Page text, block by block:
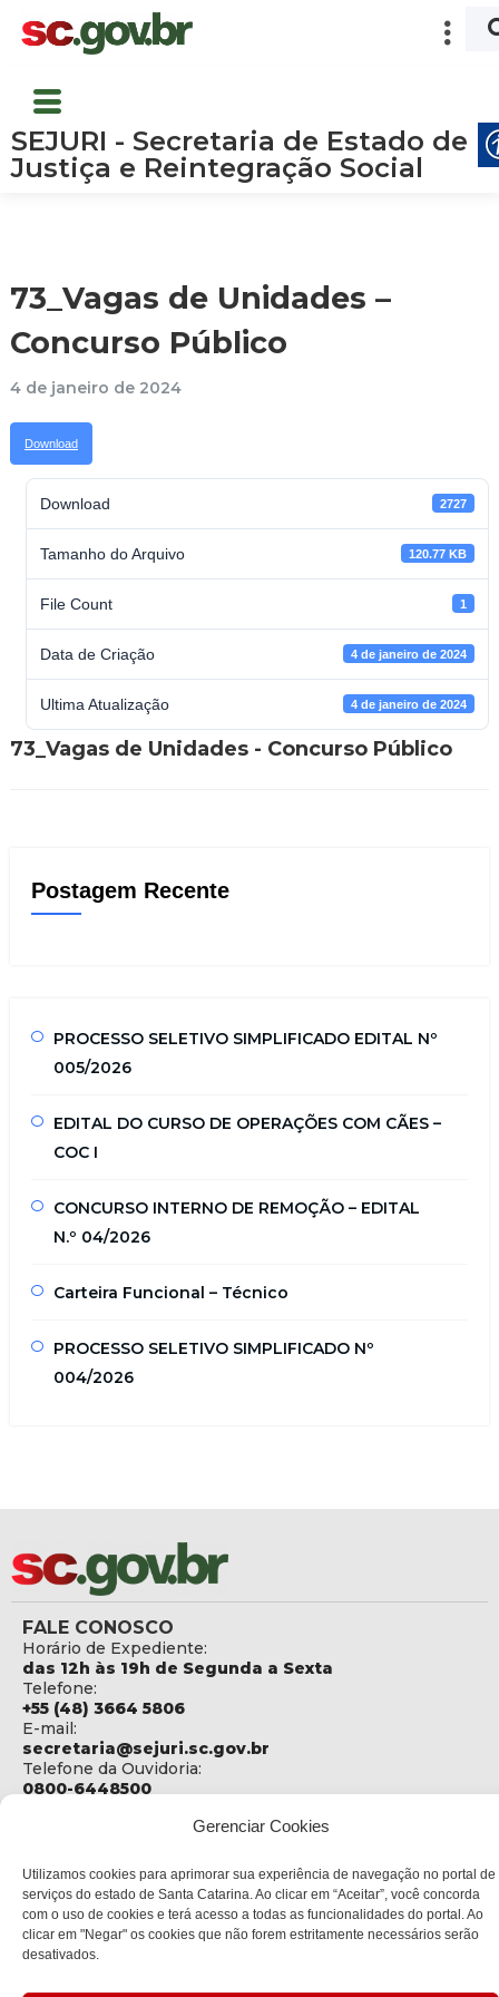
Gerenciar Cookies
Utilizamos cookies para aprimorar sua experiência de navegação no portal de
serviços do estado de Santa Catarina. Ao clicar em “Aceitar”, você concorda
com o uso de cookies e terá acesso a todas as funcionalidades do portal. Ao
clicar em "Negar" os cookies que não forem estritamente necessários serão
desativados.
SEJURI - Secretaria de Estado de
Justiça e Reintegração Social
73_Vagas de Unidades –
Concurso Público
4 de janeiro de 2024
Download
Download 2727
Tamanho do Arquivo 120.77 KB
File Count 1
Data de Criação 4 de janeiro de 2024
Ultima Atualização 4 de janeiro de 2024
73_Vagas de Unidades - Concurso Público
Postagem Recente
PROCESSO SELETIVO SIMPLIFICADO EDITAL Nº
005/2026
EDITAL DO CURSO DE OPERAÇÕES COM CÃES –
COC I
CONCURSO INTERNO DE REMOÇÃO – EDITAL
N.º 04/2026
Carteira Funcional – Técnico
PROCESSO SELETIVO SIMPLIFICADO Nº
004/2026
FALE CONOSCO
Horário de Expediente:
das 12h às 19h de Segunda a Sexta
Telefone:
+55 (48) 3664 5806
E-mail:
secretaria@sejuri.sc.gov.br
Telefone da Ouvidoria:
0800-6448500
Social
Rua Fúlvio Aducci, 1214 - Loja 06
Bairro:
Estreito - Florianópolis - SC
88075-000